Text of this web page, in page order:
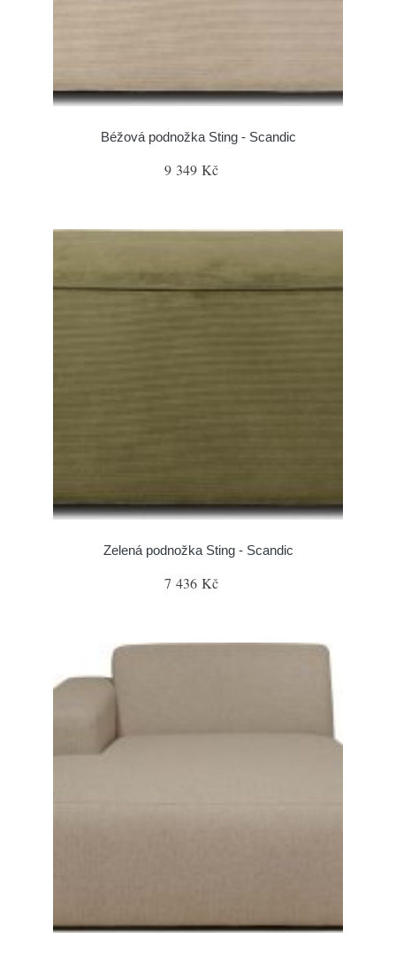
Béžová podnožka Sting - Scandic
9 349 Kč
Zelená podnožka Sting - Scandic
7 436 Kč